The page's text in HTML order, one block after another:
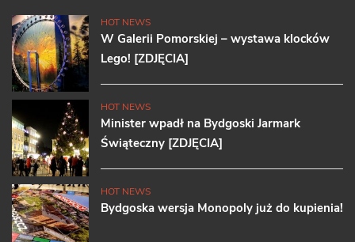
HOT NEWS
W Galerii Pomorskiej – wystawa klocków
Lego! [ZDJĘCIA]
HOT NEWS
Minister wpadł na Bydgoski Jarmark
Świąteczny [ZDJĘCIA]
HOT NEWS
Bydgoska wersja Monopoly już do kupienia!